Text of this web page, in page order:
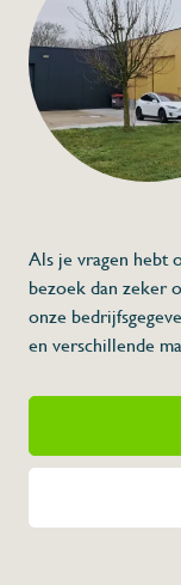
Als je vragen hebt
bezoek dan zeker
onze
en verschillende